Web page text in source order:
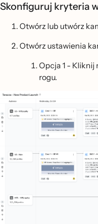
Skonfiguruj kryteria
Otwórz lub utwórz
Otwórz ustawienia
Opcja 1 - Kliknij
rogu.